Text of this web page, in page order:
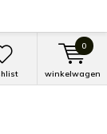
winkelwagen
0